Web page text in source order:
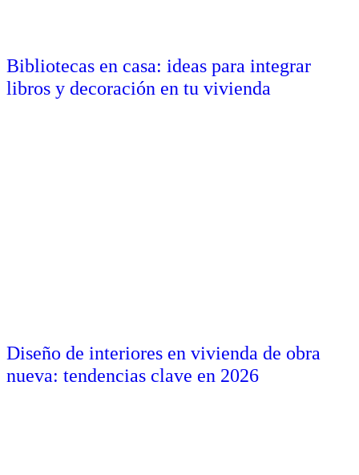
Bibliotecas en casa: ideas para integrar
libros y decoración en tu vivienda
Diseño de interiores en vivienda de obra
nueva: tendencias clave en 2026